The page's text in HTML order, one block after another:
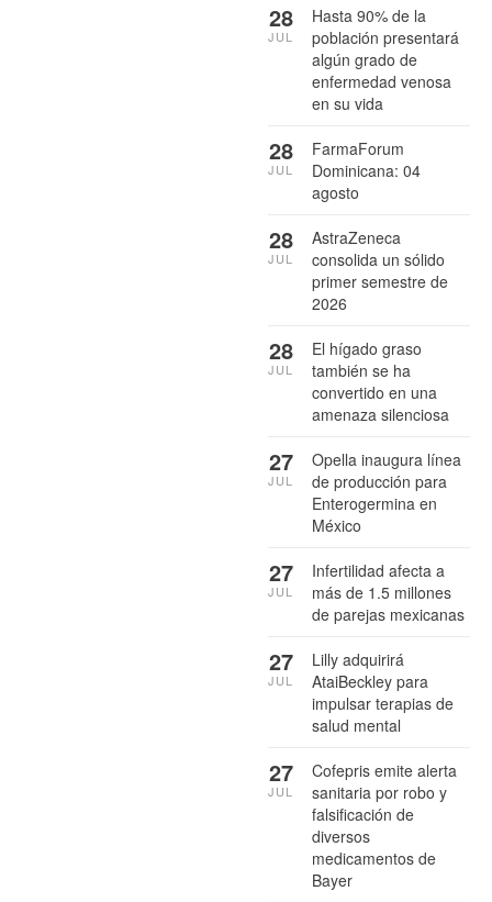
Hasta 90% de la
población presentará
algún grado de
enfermedad venosa
en su vida
28
JUL
FarmaForum
Dominicana: 04
agosto
28
JUL
AstraZeneca
consolida un sólido
primer semestre de
2026
28
JUL
El hígado graso
también se ha
convertido en una
amenaza silenciosa
28
JUL
Opella inaugura línea
de producción para
Enterogermina en
México
27
JUL
Infertilidad afecta a
más de 1.5 millones
de parejas mexicanas
27
JUL
Lilly adquirirá
AtaiBeckley para
impulsar terapias de
salud mental
27
JUL
Cofepris emite alerta
sanitaria por robo y
falsificación de
diversos
medicamentos de
Bayer
27
JUL